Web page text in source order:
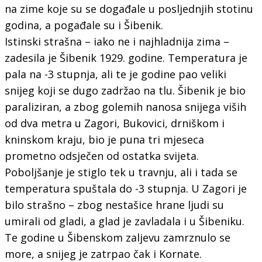
na zime koje su se događale u posljednjih stotinu
godina, a pogađale su i Šibenik.
Istinski strašna – iako ne i najhladnija zima –
zadesila je Šibenik 1929. godine. Temperatura je
pala na -3 stupnja, ali te je godine pao veliki
snijeg koji se dugo zadržao na tlu. Šibenik je bio
paraliziran, a zbog golemih nanosa snijega viših
od dva metra u Zagori, Bukovici, drniškom i
kninskom kraju, bio je puna tri mjeseca
prometno odsječen od ostatka svijeta.
Poboljšanje je stiglo tek u travnju, ali i tada se
temperatura spuštala do -3 stupnja. U Zagori je
bilo strašno – zbog nestašice hrane ljudi su
umirali od gladi, a glad je zavladala i u Šibeniku.
Te godine u Šibenskom zaljevu zamrznulo se
more, a snijeg je zatrpao čak i Kornate.